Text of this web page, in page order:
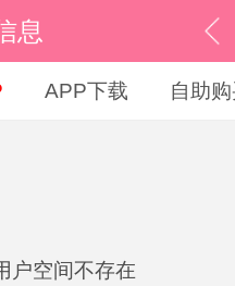
息
APP下载 自助
户空间不存在